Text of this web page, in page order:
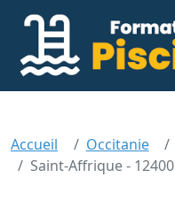
Accueil Occitanie
Saint-Affrique - 12400